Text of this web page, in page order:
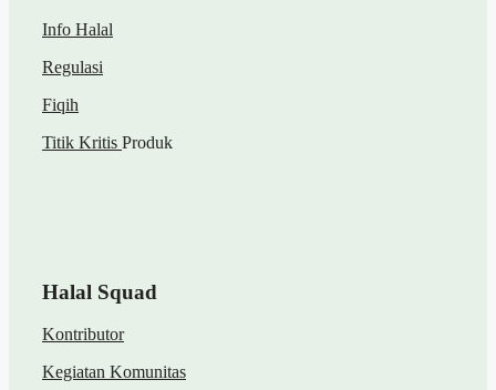
Info Halal
Regulasi
Fiqih
Titik Kritis Produk
Halal Squad
Kontributor
Kegiatan Komunitas